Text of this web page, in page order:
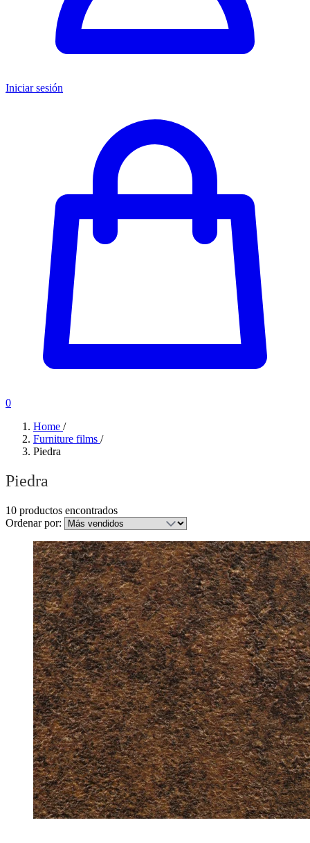
Iniciar sesión
0
Home /
Furniture films /
Piedra
Piedra
10 productos encontrados
Ordenar por: